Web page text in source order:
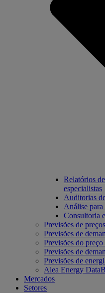
Relatórios
especialistas
Auditorias
Análise para
Consultoria
Previsões de
Previsões de
Previsões do preço
Previsões de
Previsões de
Alea Energy
Mercados
Setores